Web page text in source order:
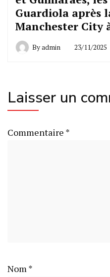
Guardiola après
Manchester City
Byadmin 23/11/2025
Laisser un
Commentaire *
Nom *